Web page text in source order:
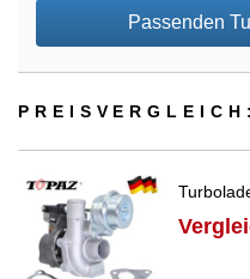
Passenden
PREIS­VER­GLEICH: